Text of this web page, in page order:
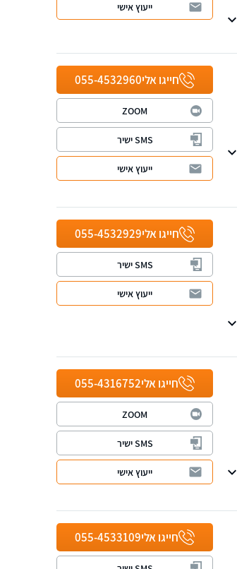
ייעוץ אישי
חייגו אלי055-4532960
ZOOM
SMS ישיר
ייעוץ אישי
חייגו אלי055-4532929
SMS ישיר
ייעוץ אישי
חייגו אלי055-4316752
ZOOM
SMS ישיר
ייעוץ אישי
חייגו אלי055-4533109